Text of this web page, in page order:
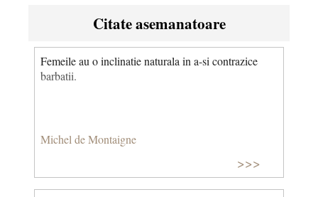
Citate asemanatoare
Femeile au o inclinatie naturala in a-si contrazice
barbatii.
Michel de Montaigne
>>>